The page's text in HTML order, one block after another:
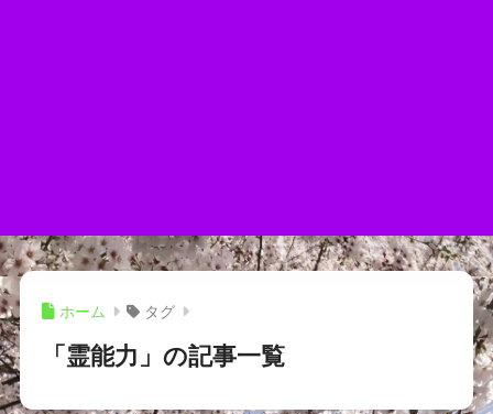
ホーム タグ
「霊能力」の記事一覧